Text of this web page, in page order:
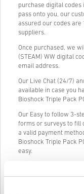
purchase digital
pass onto you, our
assured our codes
suppliers.
Once purchased, we
(STEAM) WW digital
email address.
Our Live Chat (24/7)
available in case you
Bioshock Triple Pack
Our Easy to follow 3-
forms or surveys to fill
a valid payment
Bioshock Triple Pack
easy.